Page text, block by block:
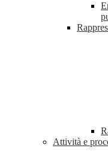
Attività e